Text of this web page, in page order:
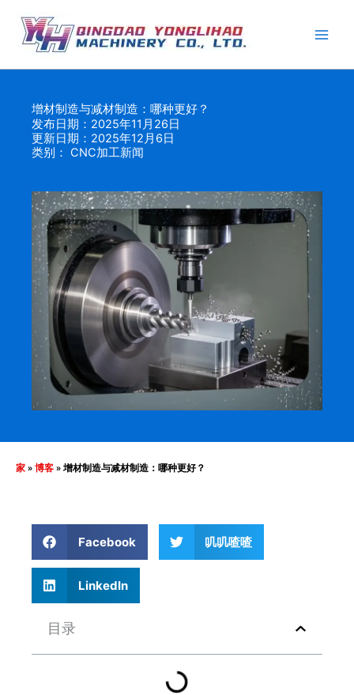
容
增材制造与减材制造：哪种更好？
发布日期：2025年11月26日
更新日期：2025年12月6日
类别： CNC加工新闻
家»博客»增材制造与减材制造：哪种更好？
Facebook 叽叽喳喳
LinkedIn
目录